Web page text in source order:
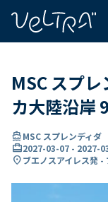
MSC スプ
カ大陸沿岸
directions_boatMSC スプレンディダ
card_travel2027-03-07 - 2027-
location_onブエノスアイレス発 -